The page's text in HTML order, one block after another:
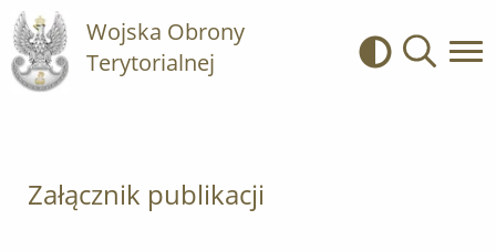
Wojska Obrony
Terytorialnej
Kontrast
Załącznik publikacji